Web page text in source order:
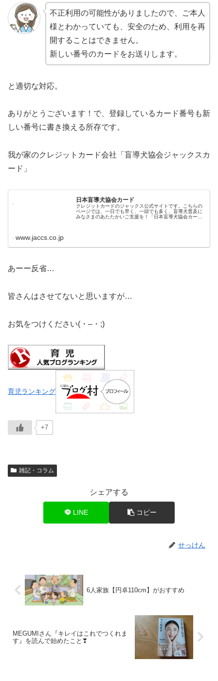
不正利用の可能性がありましたので、ご本人
様とわかっていても、安全のため、利用を再
開することはできません。
新しい番号のカードをお送りします。
と適切な対応。
ありがとうございます！で、登録しているカード番号も新
しい番号に書き換える所存です。
我が家のクレジットカード会社「盲導犬協会ジャックスカ
ード」
日本盲導犬協会カード
クレジットカードのジャックス公式サイトです。こちらの
ページでは、一日でも早く、一頭でも多く、盲導犬普及に
みなさまのあたたかいご支援を！「日本盲導犬協会カー
www.jaccs.co.jp
あーー反省…
皆さんはさせてないと思いますが…
お気をつけください(⁠・⁠–⁠・⁠;⁠)⁠ゞ
育児ランキング
+7
雑記・コラム
シェアする
LINE コピー
せっけん
6人家族【円卓110cm】がおすすめ
MEGUMIさん『キレイはこれでつくれま
す』を読んで始めたこと❣